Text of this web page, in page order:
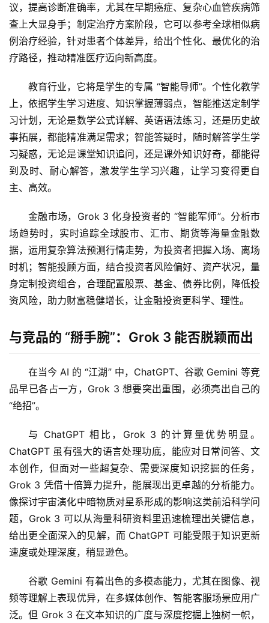
A
I
免
费
课
I
V
I
P
课
关
于
我
们
议，提高诊断准确率，尤其在早期癌症、复杂心血管疾病筛
查上大显身手；制定治疗方案阶段，它可以参考全球相似病
例治疗经验，针对患者个体差异，给出个性化、最优化的治
疗路径，推动精准医疗迈向新高度。
教育行业，它将是学生的专属 “智能导师”。个性化教学
上，依据学生学习进度、知识掌握薄弱点，智能推送定制学
习计划，无论是数学公式详解、英语语法练习，还是历史故
事拓展，都能精准满足需求；智能答疑时，随时解答学生学
习疑惑，无论是课堂知识追问，还是课外知识好奇，都能得
到及时、耐心解答，激发学生学习兴趣，让学习变得更自
主、高效。
金融市场，Grok 3 化身投资者的 “智能军师”。分析市
场趋势时，实时追踪全球股市、汇市、期货等海量金融数
据，运用复杂算法预测行情走势，为投资者把握入场、离场
时机；智能投顾方面，结合投资者风险偏好、资产状况，量
身定制投资组合，合理配置股票、基金、债券比例，降低投
资风险，助力财富稳健增长，让金融投资更科学、理性。
与竞品的 “掰手腕”：Grok 3 能否脱颖而出
在当今 AI 的 “江湖” 中，ChatGPT、谷歌 Gemini 等竞
品早已各占一方，Grok 3 想要突出重围，必须亮出自己的
“绝招”。
与 ChatGPT 相比，Grok 3 的计算量优势明显。
ChatGPT 虽有强大的语言处理功底，能应对日常问答、文
本创作，但面对一些超复杂、需要深度知识挖掘的任务，
Grok 3 凭借十倍算力提升，能展现出更卓越的分析能力。
像探讨宇宙演化中暗物质对星系形成的影响这类前沿科学问
题，Grok 3 可以从海量科研资料里迅速梳理出关键信息，
给出更全面深入的见解，而 ChatGPT 可能受限于知识更新
速度或处理深度，稍显逊色。
谷歌 Gemini 有着出色的多模态能力，尤其在图像、视
频等理解上表现优异，在多媒体创作、智能客服场景应用广
泛。但 Grok 3 在文本知识的广度与深度挖掘上独树一帜，